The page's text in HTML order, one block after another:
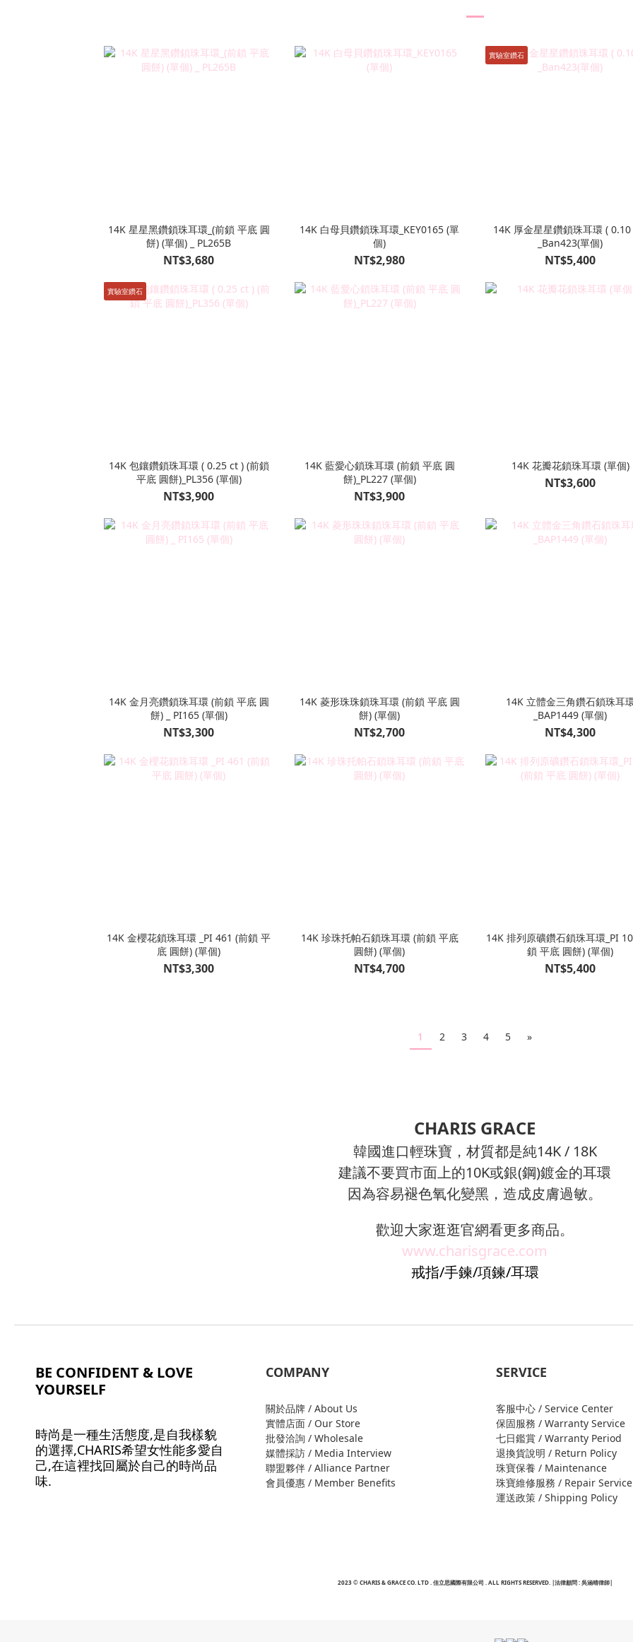
14K 星星黑鑽鎖珠耳環_(前鎖 平底 圓
餅) (單個) _ PL265B
NT$3,680
14K 白母貝鑽鎖珠耳環_KEY0165 (單
個)
NT$2,980
實驗室鑽石
14K 厚金星星鑽鎖珠耳環 ( 0.10 ct )
_Ban423(單個)
NT$5,400
實驗室鑽石
14K 包鑲鑽鎖珠耳環 ( 0.25 ct ) (前鎖
平底 圓餅)_PL356 (單個)
NT$3,900
14K 藍愛心鎖珠耳環 (前鎖 平底 圓
餅)_PL227 (單個)
NT$3,900
14K 花瓣花鎖珠耳環 (單個)
NT$3,600
14K 金月亮鑽鎖珠耳環 (前鎖 平底 圓
餅) _ PI165 (單個)
NT$3,300
14K 菱形珠珠鎖珠耳環 (前鎖 平底 圓
餅) (單個)
NT$2,700
14K 立體金三角鑽石鎖珠耳
_BAP1449 (單個)
NT$4,300
14K 金櫻花鎖珠耳環 _PI 461 (前鎖 平
底 圓餅) (單個)
NT$3,300
14K 珍珠托帕石鎖珠耳環 (前鎖 平底
圓餅) (單個)
NT$4,700
14K 排列原礦鑽石鎖珠耳環_PI 103
鎖 平底 圓餅) (單個)
NT$5,400
1 2 3 4 5 »
CHARIS GRACE
韓國進口輕珠寶，材質都是純14K / 18K
建議不要買市面上的10K或銀(鋼)鍍金的耳環
因為容易褪色氧化變黑，造成皮膚過敏。
歡迎大家逛逛官網看更多商品。
www.charisgrace.com
戒指/手鍊/項鍊/耳環
BE CONFIDENT & LOVE
YOURSELF
時尚是一種生活態度,是自我樣貌
的選擇,CHARIS希望女性能多愛自
己,在這裡找回屬於自己的時尚品
味.
COMPANY
關於品牌 / About Us
實體店面 / Our Store
批發洽詢 / Wholesale
媒體採訪 / Media Interview
聯盟夥伴 / Alliance Partner
會員優惠 / Member Benefits
SERVICE
客服中心 / Service Center
保固服務 / Warranty Service
七日鑑賞 / Warranty Period
退換貨說明 / Return Policy
珠寶保養 / Maintenance
珠寶維修服務 / Repair Service
運送政策 / Shipping Policy
2023 © CHARIS & GRACE CO. LTD . 佳立思國際有限公司 . ALL RIGHTS RESERVED. |法律顧問 : 吳涵晴律師|